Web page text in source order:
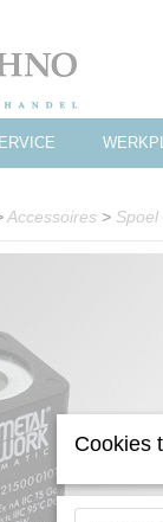
Accessoires > Spoel
Cookies